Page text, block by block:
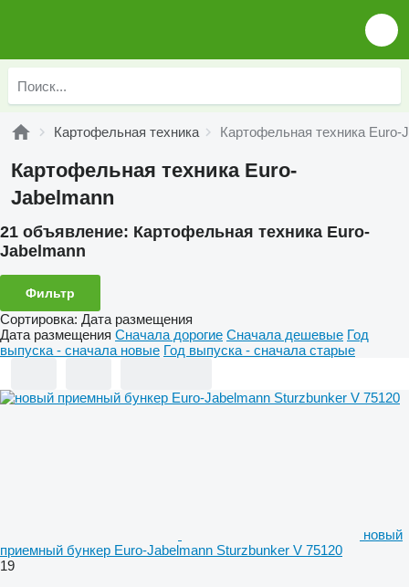
Картофельная техника Картофельная техника Euro-
Картофельная техника Euro-
Jabelmann
21 объявление: Картофельная техника Euro-
Jabelmann
Фильтр
Сортировка: Дата размещения
Дата размещения Сначала дорогие Сначала дешевые Год
выпуска - сначала новые Год выпуска - сначала старые
новый
приемный бункер Euro-Jabelmann Sturzbunker V 75120
19